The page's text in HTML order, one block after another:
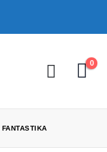
0
FANTASTIKA